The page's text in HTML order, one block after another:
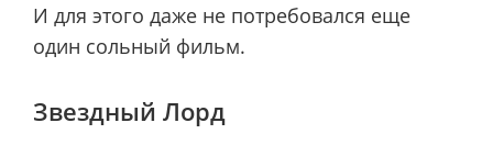
И для этого даже не потребовался еще
один сольный фильм.
Звездный Лорд